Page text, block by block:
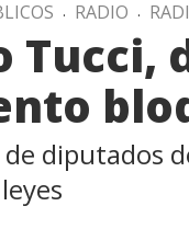
. RADIO .
Tucci,
diputados